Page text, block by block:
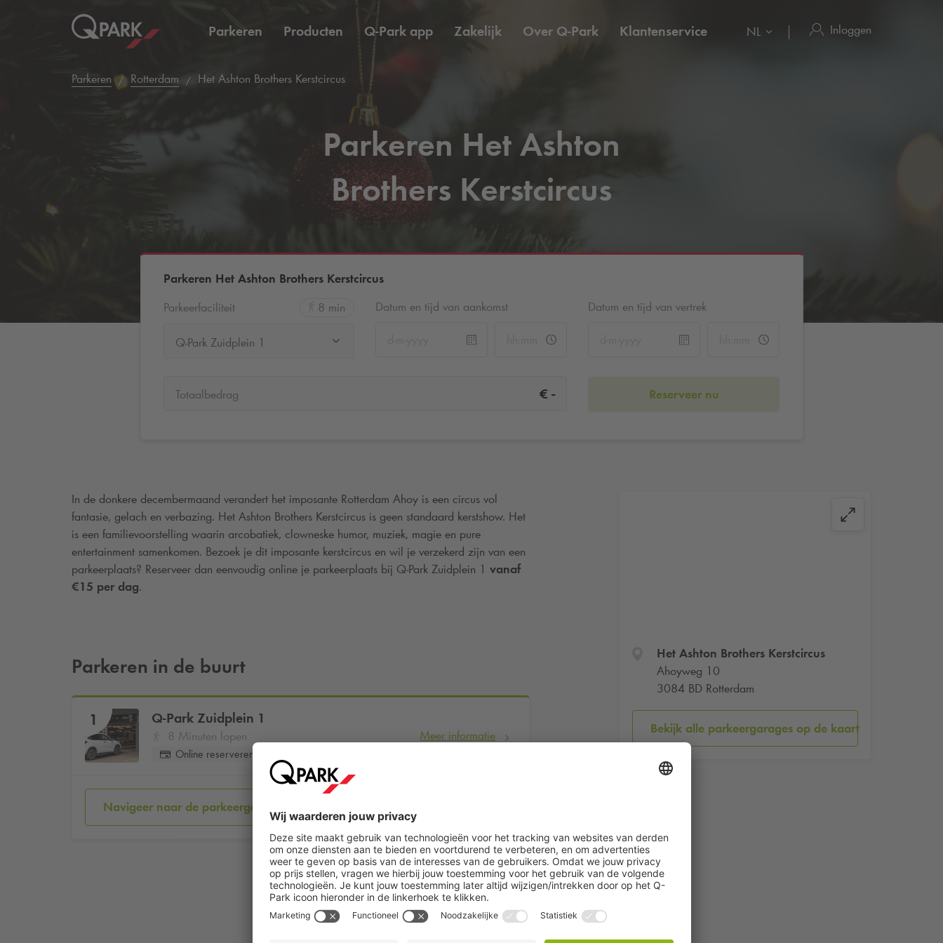
Parkeren Producten Q-Park app Zakelijk Over Q-Park Klantenservice NL Inloggen
Parkeren Rotterdam Het Ashton Brothers Kerstcircus
Parkeren Het Ashton
Brothers Kerstcircus
Parkeren Het Ashton Brothers Kerstcircus
Parkeerfaciliteit
8 min
Q-Park Zuidplein 1
Datum en tijd van aankomst Datum en tijd van vertrek
Totaalbedrag € - Reserveer nu
Het Ashton Brothers Kerstcircus
Ahoyweg 10
3084 BD Rotterdam
Bekijk alle parkeergarages op de kaart
In de donkere decembermaand verandert het imposante Rotterdam Ahoy is een circus vol
fantasie, gelach en verbazing. Het Ashton Brothers Kerstcircus is geen standaard kerstshow. Het
is een familievoorstelling waarin arcobatiek, clowneske humor, muziek, magie en pure
entertainment samenkomen. Bezoek je dit imposante kerstcircus en wil je verzekerd zijn van een
parkeerplaats? Reserveer dan eenvoudig online je parkeerplaats bij Q-Park Zuidplein 1 vanaf
€15 per dag.
Parkeren in de buurt
1 Q-Park Zuidplein 1
8 Minuten lopen
Online reserveren
Meer informatie
Navigeer naar de parkeergarage